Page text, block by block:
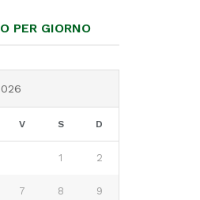
PER GIORNO
V S D
1 2
7 8 9